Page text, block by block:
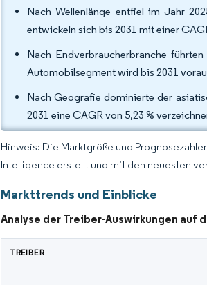
Nach Wellenlänge entfiel im Jahr
entwickeln sich bis 2031 mit einer
Nach Endverbraucherbranche
Automobilsegment wird bis 2031
Nach Geografie dominierte der
2031 eine CAGR von 5,23 %
Hinweis: Die Marktgröße und
Intelligence erstellt und mit den neuesten
Markttrends und Einblicke
Analyse der Treiber-Auswirkungen auf
TREIBER